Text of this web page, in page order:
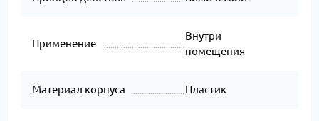
Применение
Внутри
помещения
Материал корпуса Пластик